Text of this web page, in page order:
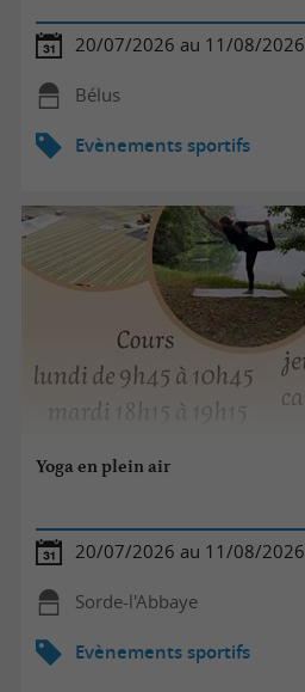
20/07/2026 au 11/08/2026
Bélus
Evènements sportifs
Yoga en plein air
20/07/2026 au 11/08/2026
Sorde-l'Abbaye
Evènements sportifs